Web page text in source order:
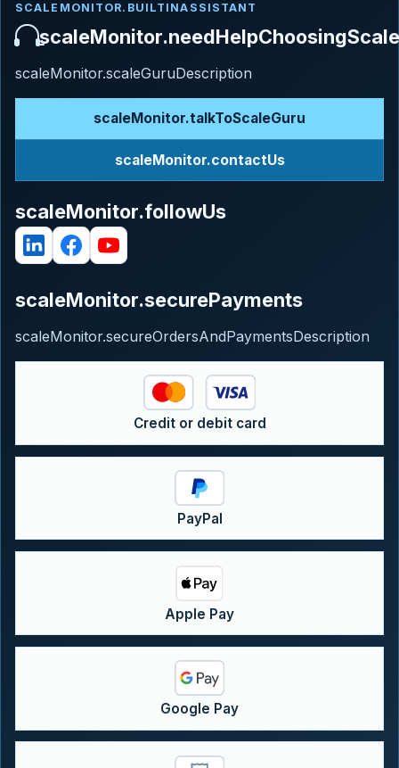
SCALEMONITOR.BUILTINASSISTANT
scaleMonitor.scaleGuruDescription
scaleMonitor.talkToScaleGuru
scaleMonitor.contactUs
scaleMonitor.followUs
scaleMonitor.securePayments
scaleMonitor.secureOrdersAndPaymentsDescription
Credit or debit card
PayPal
Apple Pay
Google Pay